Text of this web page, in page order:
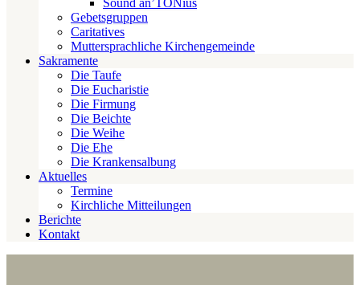
Sound an’TONius
Gebetsgruppen
Caritatives
Muttersprachliche Kirchengemeinde
Sakramente
Die Taufe
Die Eucharistie
Die Firmung
Die Beichte
Die Weihe
Die Ehe
Die Krankensalbung
Aktuelles
Termine
Kirchliche Mitteilungen
Berichte
Kontakt